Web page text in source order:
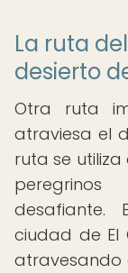
La ruta
desierto
Otra ruta
atraviesa el
ruta se
desafiante.
ciudad de El
atravesando